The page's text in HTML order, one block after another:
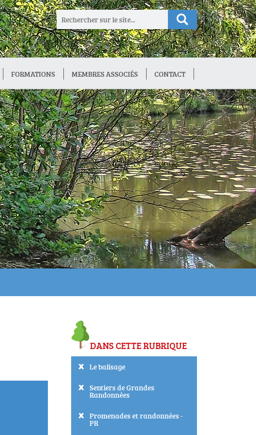
FORMATIONS MEMBRES ASSOCIÉS CONTACT
DANS CETTE RUBRIQUE
Le balisage
Sentiers de Grandes
Randonnées
Promenades et randonnées -
PR